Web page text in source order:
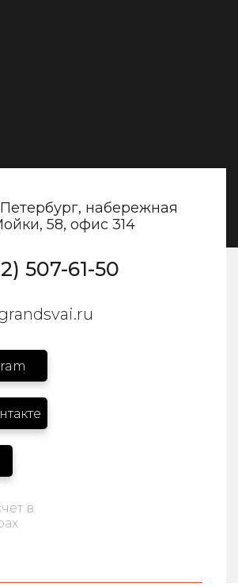
набережная
58, офис 314
507-61-50
в